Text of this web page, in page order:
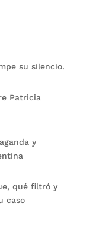
su silencio.
Patricia
y
qué filtró y
caso